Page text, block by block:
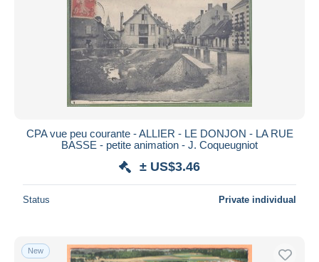
CPA vue peu courante - ALLIER - LE DONJON - LA RUE
BASSE - petite animation - J. Coqueugniot
± US$3.46
Status Private individual
New